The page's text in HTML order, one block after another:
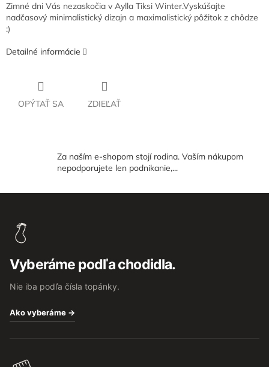
Zimné dni Vás nezaskočia v Aylla Tiksi Winter.Vyskúšajte
nadčasový minimalistický dizajn a maximalistický pôžitok z chôdze
:)
Detailné informácie
OPÝTAŤ SA ZDIEĽAŤ
Za naším e-shopom stojí rodina. Vaším nákupom
nepodporujete len podnikanie,...
Vyberáme podľa chodidla.
Nie iba podľa čísla topánky.
Ako vyberáme →